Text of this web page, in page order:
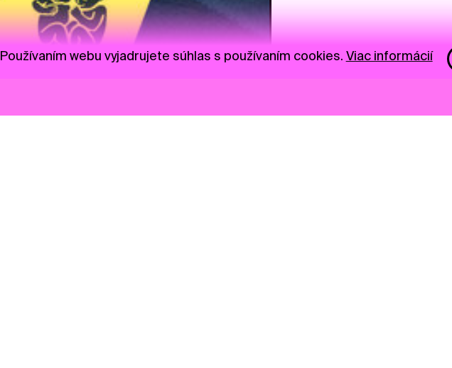
Používaním webu vyjadrujete súhlas s používaním cookies. Viac informácií